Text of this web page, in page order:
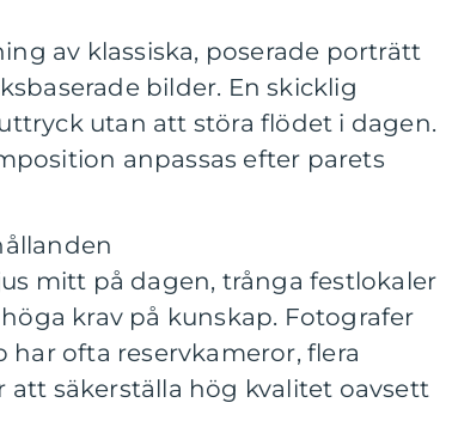
av klassiska, poserade porträtt
bilder. En skicklig
utan att störa flödet i dagen.
anpassas efter parets
mitt på dagen, trånga festlokaler
krav på kunskap. Fotografer
ofta reservkameror, flera
säkerställa hög kvalitet oavsett